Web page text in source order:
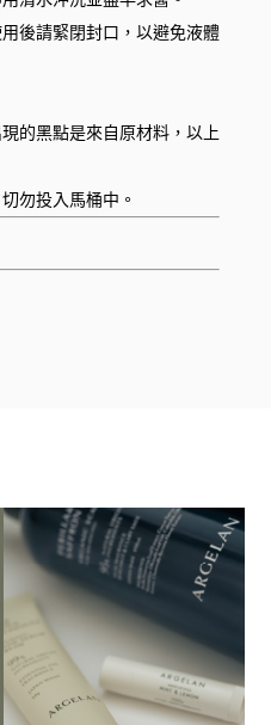
後請緊閉封口，以避免液體
的黑點是來自原材料，以上
勿投入馬桶中。